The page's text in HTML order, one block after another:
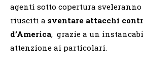
agenti sotto copertura sveleranno
riusciti a sventare attacchi
d’America, grazie a un
attenzione ai particolari.